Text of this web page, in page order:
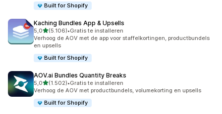
Built for Shopify
Kaching Bundles App & Upsells
5,0van 5 sterren
(5.106)
5106 recensies in totaal
•Gratis te installeren
Verhoog de AOV met de app voor staffelkortingen, productbundels
en upsells
Built for Shopify
AOV.ai Bundles Quantity Breaks
5,0van 5 sterren
(1.502)
1502 recensies in totaal
•Gratis te installeren
Verhoog de AOV met productbundels, volumekorting en upsells
Built for Shopify